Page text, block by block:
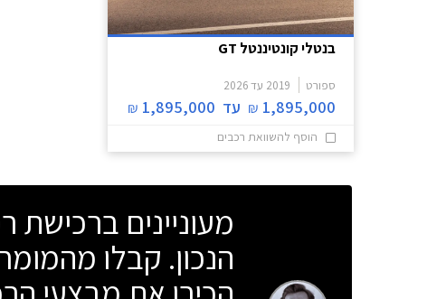
בנטלי קונטיננטל GT
ספורט 2019 עד2026
1,895,000
₪ עד 1,895,000
₪
הוסף להשוואת רכבים
מעוניינים
הנכון. קבלו